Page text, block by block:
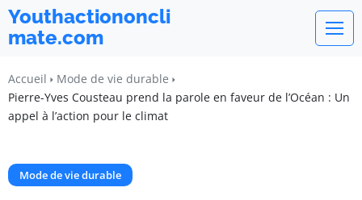
Youthactiononcli
mate.com
Accueil
Mode de vie durable
Pierre-Yves Cousteau prend la parole en faveur de l’Océan : Un
appel à l’action pour le climat
Mode de vie durable